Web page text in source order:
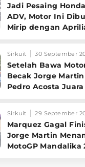
Jadi Pesaing Honda
ADV, Motor Ini
Mirip dengan
Espargaro
Sirkuit 30 September
Setelah Bawa
Becak Jorge
Pedro Acosta
Sirkuit 29 September
Marquez Gagal
Jorge Martin
MotoGP Mandalika